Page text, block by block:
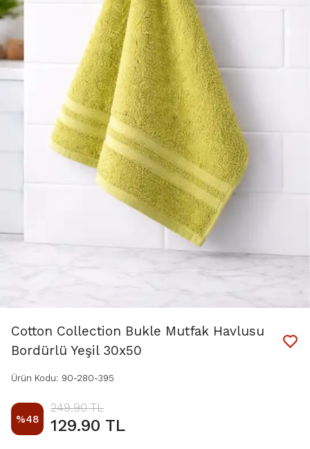
Cotton Collection Bukle Mutfak Havlusu
Bordürlü Yeşil 30x50
Ürün Kodu: 90-280-395
%48
249.90 TL
129.90 TL